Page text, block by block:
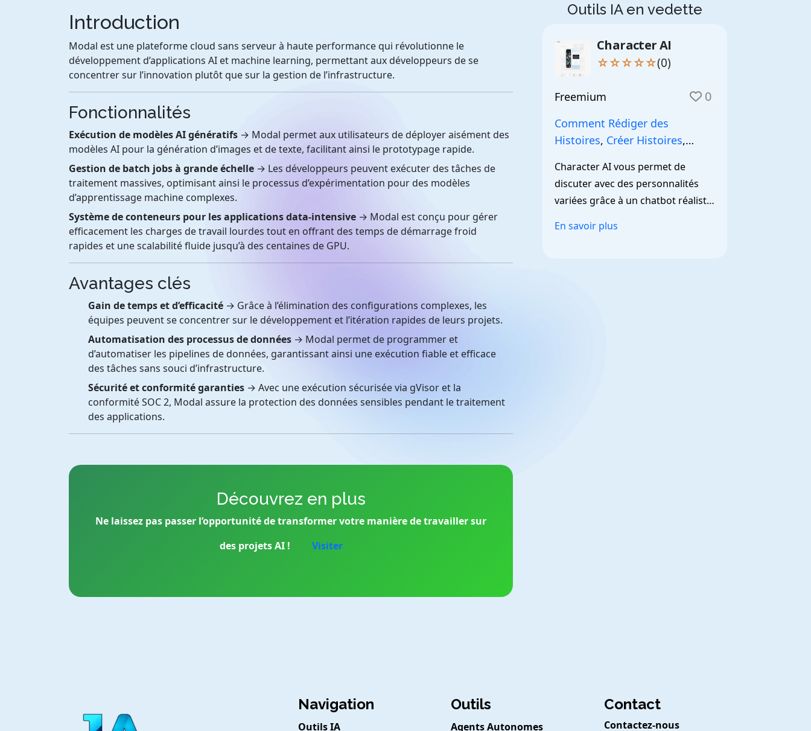
Introduction
Modal est une plateforme cloud sans serveur à haute performance qui révolutionne le
développement d’applications AI et machine learning, permettant aux développeurs de se
concentrer sur l’innovation plutôt que sur la gestion de l’infrastructure.
Fonctionnalités
Exécution de modèles AI génératifs → Modal permet aux utilisateurs de déployer aisément des
modèles AI pour la génération d’images et de texte, facilitant ainsi le prototypage rapide.
Gestion de batch jobs à grande échelle → Les développeurs peuvent exécuter des tâches de
traitement massives, optimisant ainsi le processus d’expérimentation pour des modèles
d’apprentissage machine complexes.
Système de conteneurs pour les applications data-intensive → Modal est conçu pour gérer
efficacement les charges de travail lourdes tout en offrant des temps de démarrage froid
rapides et une scalabilité fluide jusqu’à des centaines de GPU.
Avantages clés
Gain de temps et d’efficacité → Grâce à l’élimination des configurations complexes, les
équipes peuvent se concentrer sur le développement et l’itération rapides de leurs projets.
Automatisation des processus de données → Modal permet de programmer et
d’automatiser les pipelines de données, garantissant ainsi une exécution fiable et efficace
des tâches sans souci d’infrastructure.
Sécurité et conformité garanties → Avec une exécution sécurisée via gVisor et la
conformité SOC 2, Modal assure la protection des données sensibles pendant le traitement
des applications.
Découvrez en plus
Ne laissez pas passer l’opportunité de transformer votre manière de travailler sur
des projets AI !
Visiter
Outils IA en vedette
Character AI
☆☆☆☆☆(0)
Freemium 0
Comment Rédiger des
Histoires, Créer Histoires,
Character AI vous permet de
discuter avec des personnalités
variées grâce à un chatbot réaliste
En savoir plus
Navigation
Outils IA
Outils
Agents Autonomes
Contact
Contactez-nous